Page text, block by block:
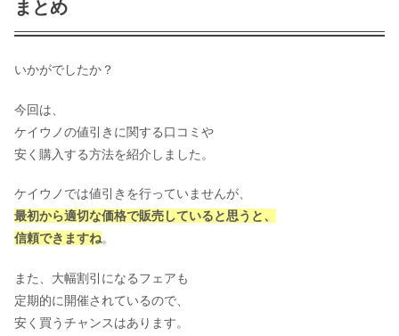
まとめ
いかがでしたか？
今回は、
ケイウノの値引きに関する口コミや
安く購入する方法を紹介しました。
ケイウノでは値引きを行っていませんが、
最初から適切な価格で販売していると思うと、
信頼できますね。
また、大幅割引になるフェアも
定期的に開催されているので、
安く買うチャンスはあります。